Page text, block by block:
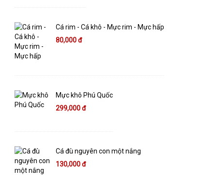
Cá rim - Cá khô - Mực rim - Mực hấp
80,000 đ
Mực khô Phú Quốc
299,000 đ
Cá đù nguyên con một nắng
130,000 đ